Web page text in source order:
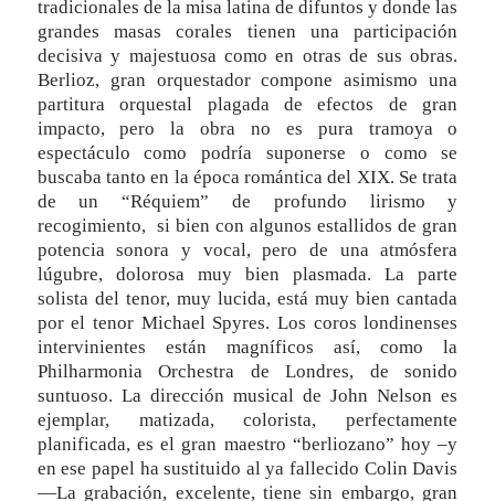
tradicionales de la misa latina de difuntos y donde las
grandes masas corales tienen una participación
decisiva y majestuosa como en otras de sus obras.
Berlioz, gran orquestador compone asimismo una
partitura orquestal plagada de efectos de gran
impacto, pero la obra no es pura tramoya o
espectáculo como podría suponerse o como se
buscaba tanto en la época romántica del XIX. Se trata
de un “Réquiem” de profundo lirismo y
recogimiento, si bien con algunos estallidos de gran
potencia sonora y vocal, pero de una atmósfera
lúgubre, dolorosa muy bien plasmada. La parte
solista del tenor, muy lucida, está muy bien cantada
por el tenor Michael Spyres. Los coros londinenses
intervinientes están magníficos así, como la
Philharmonia Orchestra de Londres, de sonido
suntuoso. La dirección musical de John Nelson es
ejemplar, matizada, colorista, perfectamente
planificada, es el gran maestro “berliozano” hoy –y
en ese papel ha sustituido al ya fallecido Colin Davis
—La grabación, excelente, tiene sin embargo, gran